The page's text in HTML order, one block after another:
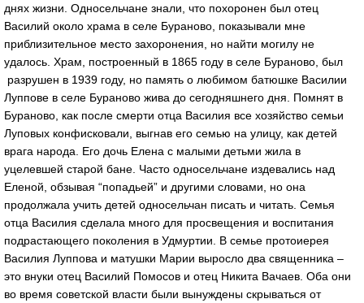
днях жизни. Односельчане знали, что похоронен был отец
Василий около храма в селе Бураново, показывали мне
приблизительное место захоронения, но найти могилу не
удалось. Храм, построенный в 1865 году в селе Бураново, был
разрушен в 1939 году, но память о любимом батюшке Василии
Луппове в селе Бураново жива до сегодняшнего дня. Помнят в
Бураново, как после смерти отца Василия все хозяйство семьи
Луповых конфисковали, выгнав его семью на улицу, как детей
врага народа. Его дочь Елена с малыми детьми жила в
уцелевшей старой бане. Часто односельчане издевались над
Еленой, обзывая “попадьей” и другими словами, но она
продолжала учить детей односельчан писать и читать. Семья
отца Василия сделала много для просвещения и воспитания
подрастающего поколения в Удмуртии. В семье протоиерея
Василия Луппова и матушки Марии выросло два священника –
это внуки отец Василий Помосов и отец Никита Вачаев. Оба они
во время советской власти были вынуждены скрываться от